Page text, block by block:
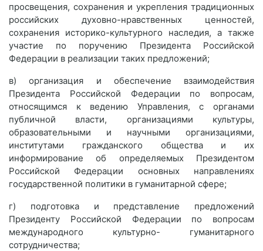
просвещения, сохранения и укрепления традиционных
российских духовно-нравственных ценностей,
сохранения историко-культурного наследия, а также
участие по поручению Президента Российской
Федерации в реализации таких предложений;
в) организация и обеспечение взаимодействия
Президента Российской Федерации по вопросам,
относящимся к ведению Управления, с органами
публичной власти, организациями культуры,
образовательными и научными организациями,
институтами гражданского общества и их
информирование об определяемых Президентом
Российской Федерации основных направлениях
государственной политики в гуманитарной сфере;
г) подготовка и представление предложений
Президенту Российской Федерации по вопросам
международного культурно- гуманитарного
сотрудничества;